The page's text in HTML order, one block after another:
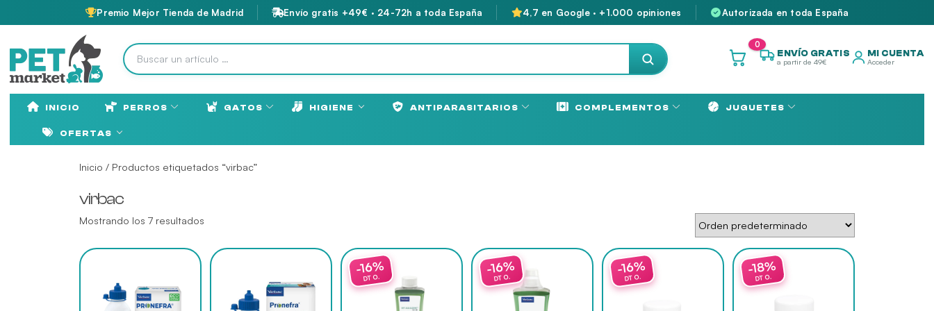
Premio Mejor Tienda de Madrid Envío gratis +49€ · 24-72h a toda España 4,7 en Google · +1.000 opiniones Autorizada en toda España
0
ENVÍO GRATIS
a partir de 49€
MI CUENTA
Acceder
INICIO PERROS GATOS HIGIENE ANTIPARASITARIOS COMPLEMENTOS JUGUETES
OFERTAS
Inicio / Productos etiquetados “virbac”
virbac
Mostrando los 7 resultados